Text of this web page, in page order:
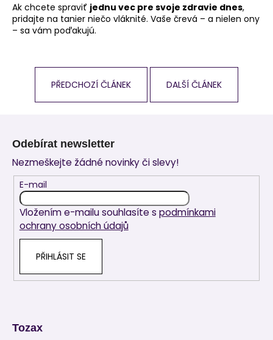
Ak chcete spraviť jednu vec pre svoje zdravie dnes,
pridajte na tanier niečo vláknité. Vaše črevá – a nielen ony
– sa vám poďakujú.
PŘEDCHOZÍ ČLÁNEK DALŠÍ ČLÁNEK
Odebírat newsletter
Nezmeškejte žádné novinky či slevy!
E-mail
Vložením e-mailu souhlasíte s podmínkami
ochrany osobních údajů
PŘIHLÁSIT SE
Tozax